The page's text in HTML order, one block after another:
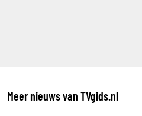
Meer nieuws van TVgids.nl